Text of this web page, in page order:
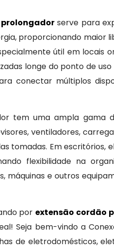
serve para
proporcionando maior
útil em locais
longe do ponto de
conectar múltiplos
tem uma ampla gama
ventiladores,
tomadas. Em
flexibilidade na
máquinas e outros
por extensão cordão
Seja bem-vindo a
de eletrodomésticos,